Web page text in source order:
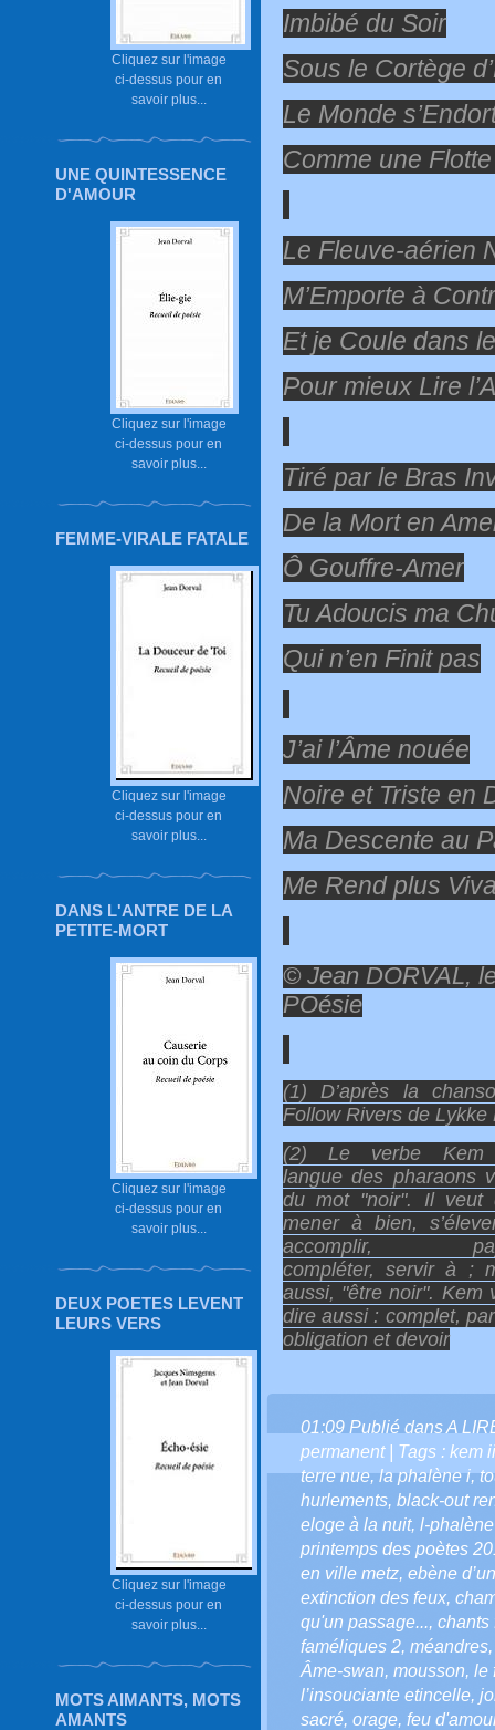
Cliquez sur l'image
ci-dessus pour en
savoir plus...
UNE QUINTESSENCE
D'AMOUR
Cliquez sur l'image
ci-dessus pour en
savoir plus...
FEMME-VIRALE FATALE
Cliquez sur l'image
ci-dessus pour en
savoir plus...
DANS L'ANTRE DE LA
PETITE-MORT
Cliquez sur l'image
ci-dessus pour en
savoir plus...
DEUX POETES LEVENT
LEURS VERS
Cliquez sur l'image
ci-dessus pour en
savoir plus...
MOTS AIMANTS, MOTS
AMANTS
Imbibé du Soir
Sous le Cortège
Le Monde
Comme une
Le Fleuve-aérien
M’Emporte à
Et je Coule dans
Pour mieux Lire
Tiré par le Bras
De la Mort en
Ô Gouffre-Amer
Tu Adoucis ma
Qui n’en Finit pas
J’ai l’Âme nouée
Noire et Triste en
Ma Descente au
Me Rend plus
© Jean DORVAL,
POésie
(1) D’après la
Follow Rivers de Lykke
(2) Le verbe Kem
langue des pharaons
du mot "noir". Il veut
mener à bien,
accomplir,
compléter, servir à ;
aussi, "être noir". Kem
dire aussi : complet,
obligation et devoir
01:09 Publié dansA
permanent| Tags : kem ii
terre nue,la phalène i,
hurlements, black-out
eloge à la nuit, l-
printemps des poètes
en ville metz, ebène
extinction des feux,
qu'un passage..., chants
faméliques 2, méandres
Âme-swan, mousson, le
l’insouciante etincelle,
sacré, orage, feu